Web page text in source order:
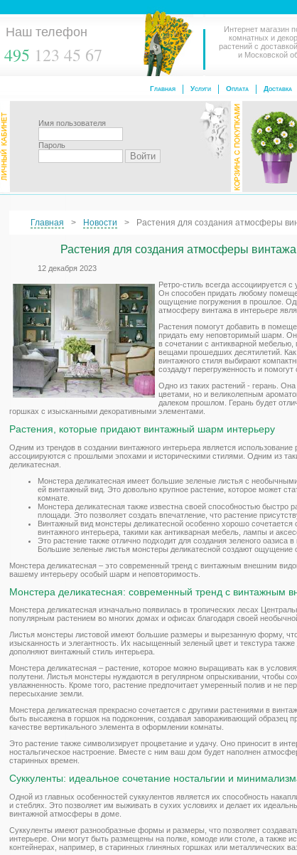
Наш телефон
495 123 45 67
Интернет магазин
комнатных и
растений с
и Московской
Доставка
Оплата
Услуги
Главная
Имя пользователя
Пароль
Главная Новости Растения для создания атмосферы
Растения для создания атмосферы
12 декабря 2023
Ретро-стиль всегда ассоциируется с
Он способен придать любому
ощущение погружения в прошлое.
атмосферу винтажа в интерьере
Растения помогут добавить в
придать ему неповторимый шарм.
в сочетании с антикварной
вещами прошедших десятилетий. Как
винтажного стиля выбирают
создадут перегруженность и помогут
Одно из таких растений - герань.
цветами, но и великолепным
далеком прошлом. Герань будет
горшках с изысканными декоративными элементами.
Растения, которые придают винтажный шарм интерьеру
Одним из трендов в создании винтажного интерьера является использование
ассоциируются с прошлыми эпохами и историческими стилями. Одним из
деликатесная.
Монстера деликатесная имеет большие зеленые листья с
ей винтажный вид. Это довольно крупное растение, которое может
комнате.
Монстера деликатесная также известна своей способностью быстро
площади. Это позволяет создать впечатление, что растение
Винтажный вид монстеры деликатесной особенно хорошо сочетается
винтажного интерьера, такими как антикварная мебель, лампы и
Это растение также отлично подходит для создания зеленого оазиса
Большие зеленые листья монстеры деликатесной создают ощущение
Монстера деликатесная – это современный тренд с винтажным внешним
вашему интерьеру особый шарм и неповторимость.
Монстера деликатесная: современный тренд с винтажным
Монстера деликатесная изначально появилась в тропических лесах
популярным растением во многих домах и офисах благодаря своей
Листья монстеры листовой имеют большие размеры и вырезанную форму,
изысканность и элегантность. Их насыщенный зеленый цвет и текстура
дополняют винтажный стиль интерьера.
Монстера деликатесная – растение, которое можно выращивать как в
полутени. Листья монстеры нуждаются в регулярном опрыскивании, чтобы
увлажненность. Кроме того, растение предпочитает умеренный полив и не
пересыхание земли.
Монстера деликатесная прекрасно сочетается с другими растениями в
быть высажена в горшок на подоконник, создавая завораживающий образец
качестве вертикального элемента в оформлении комнаты.
Это растение также символизирует процветание и удачу. Оно приносит в
ностальгическое настроение. Вместе с ним ваш дом будет наполнен
старинных времен.
Суккуленты: идеальное сочетание ностальгии и
Одной из главных особенностей суккулентов является их способность
и стеблях. Это позволяет им выживать в сухих условиях и делает их
винтажной атмосферы в доме.
Суккуленты имеют разнообразные формы и размеры, что позволяет
интерьере. Они могут быть размещены на полке, комоде или столе, а также
контейнерах, например, в старинных глиняных горшках или металлических